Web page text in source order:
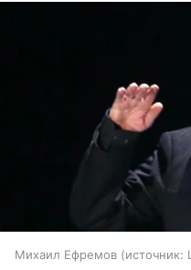
Михаил Ефремов источник: